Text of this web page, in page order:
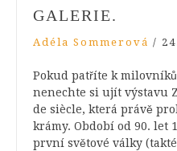
GALERIE.
Adéla Sommerová /
Pokud patříte k
nenechte si ujít výstavu
de siècle, která právě
krámy. Období od 90. let
první světové války